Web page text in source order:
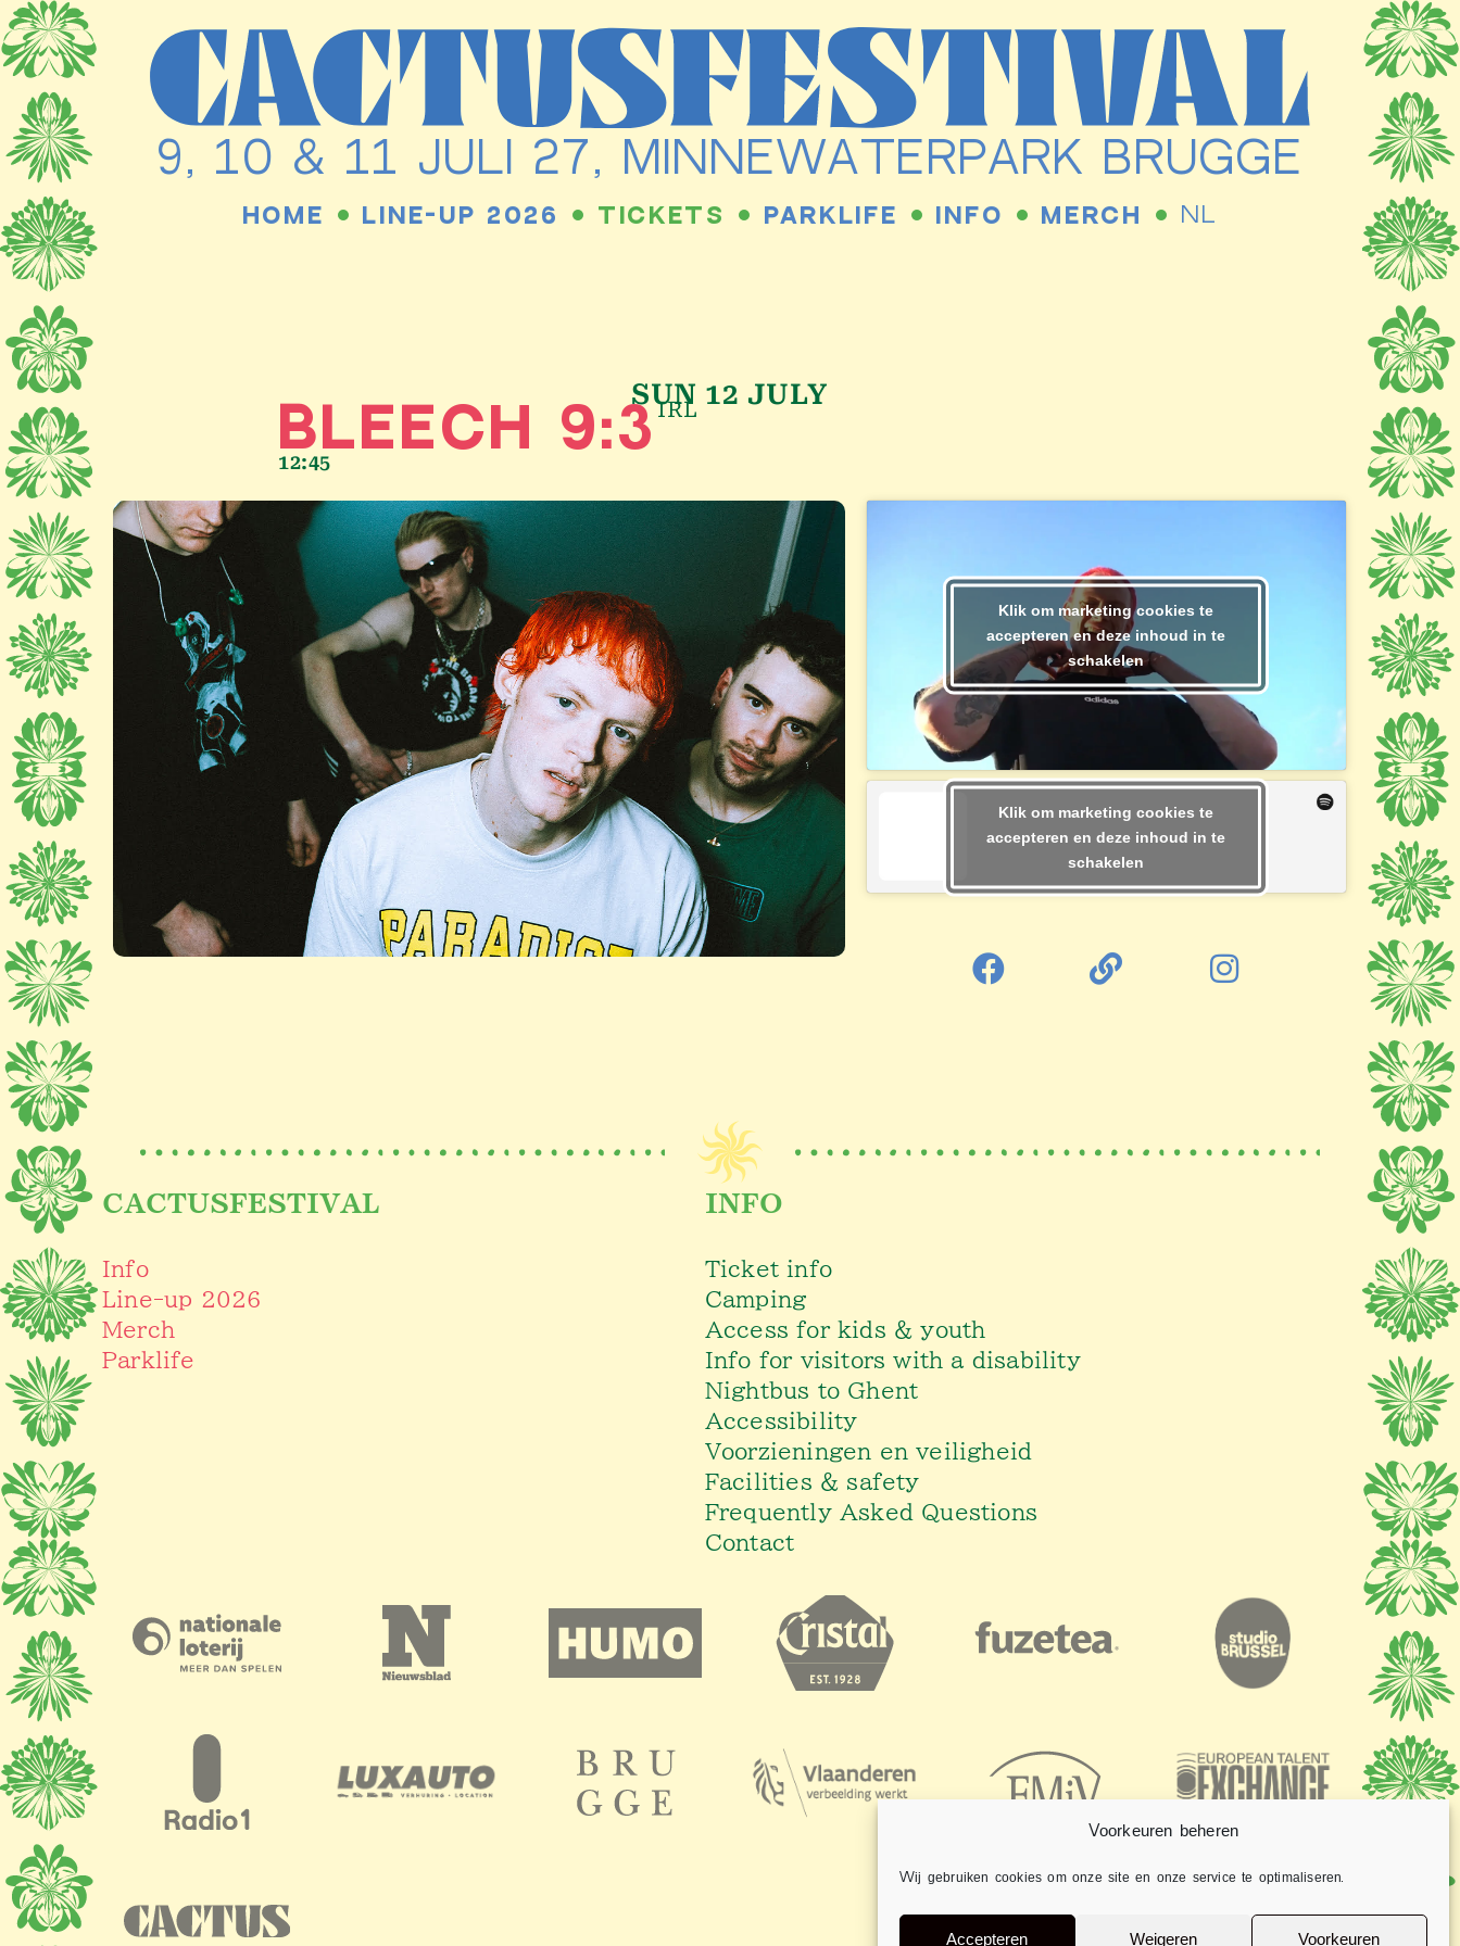
Voorkeuren beheren
Wij gebruiken cookies om onze site en onze service te optimaliseren.
Accepteren Weigeren Voorkeuren
Ga
naar
de
inhoud
9, 10 & 11 JULI 27, MINNEWATERPARK BRUGGE
HOME LINE-UP 2026 TICKETS PARKLIFE INFO MERCH NL
SUN 12 JULY
BLEECH 9:3 IRL
12:45
Klik om marketing cookies te
accepteren en deze inhoud in te
schakelen
Klik om marketing cookies te
accepteren en deze inhoud in te
schakelen
CACTUSFESTIVAL
Info
Line-up 2026
Merch
Parklife
INFO
Ticket info
Camping
Access for kids & youth
Info for visitors with a disability
Nightbus to Ghent
Accessibility
Voorzieningen en veiligheid
Facilities & safety
Frequently Asked Questions
Contact